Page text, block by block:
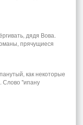
дядя Вова.
прячущиеся
как некоторые
Слово "ипану